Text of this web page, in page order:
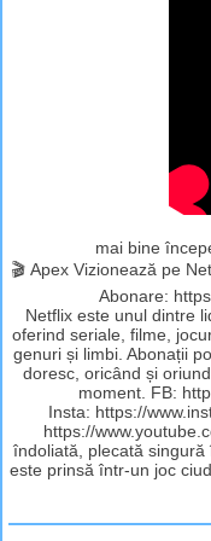
mai bine
🎬 Apex Vizionează pe
Abonare:
Netflix este unul dintre
oferind seriale, filme,
genuri și limbi. Abonații
doresc, oricând și
moment. FB:
Insta: https://
https://
îndoliată, plecată singură
este prinsă într‑un joc